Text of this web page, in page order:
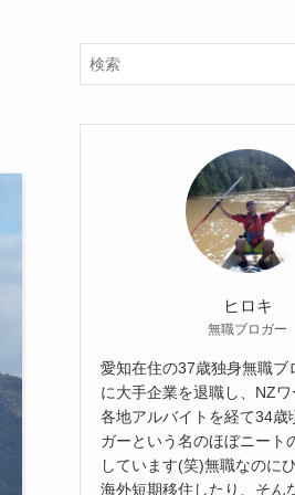
ヒロキ
無職ブロガー
愛知在住の37歳独身無職ブ
に大手企業を退職し、NZ
各地アルバイトを経て34歳
ガーという名のほぼニート
しています(笑)無職なのに
海外短期移住したり、そん